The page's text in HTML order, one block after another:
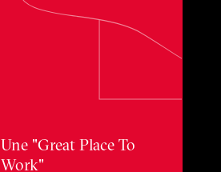
Une "Great Place To Work"
Une "Great Place To
Work"